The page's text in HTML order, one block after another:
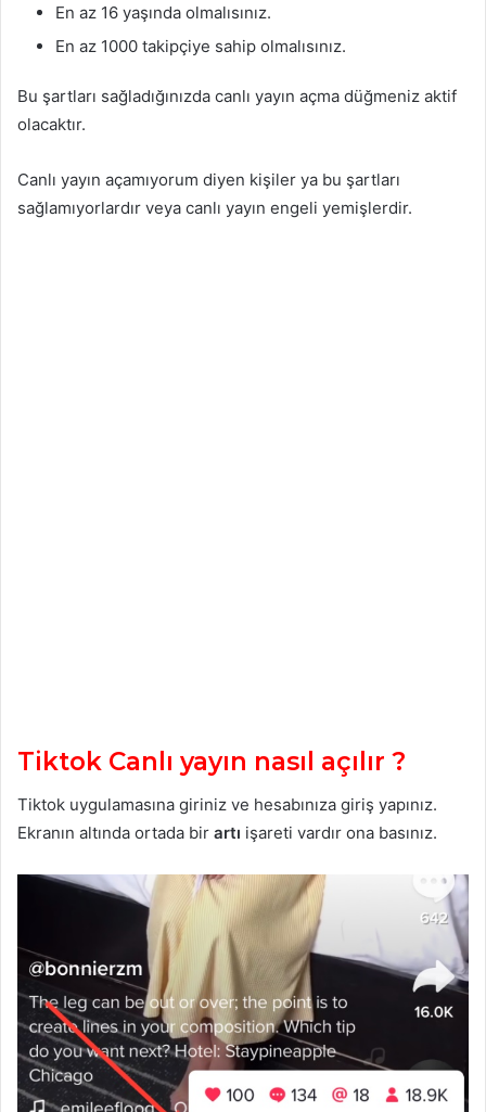
En az 16 yaşında olmalısınız.
En az 1000 takipçiye sahip olmalısınız.
Bu şartları sağladığınızda canlı yayın açma düğmeniz aktif
olacaktır.
Canlı yayın açamıyorum diyen kişiler ya bu şartları
sağlamıyorlardır veya canlı yayın engeli yemişlerdir.
Tiktok Canlı yayın nasıl açılır ?
Tiktok uygulamasına giriniz ve hesabınıza giriş yapınız.
Ekranın altında ortada bir artı işareti vardır ona basınız.